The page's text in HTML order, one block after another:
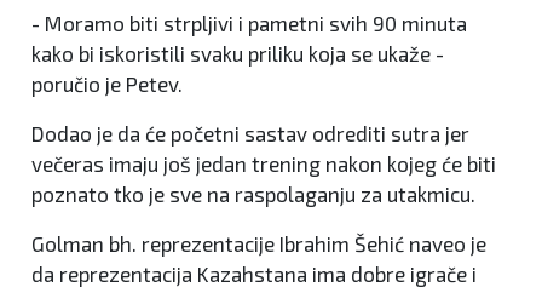
- Moramo biti strpljivi i pametni svih 90 minuta
kako bi iskoristili svaku priliku koja se ukaže -
poručio je Petev.
Dodao je da će početni sastav odrediti sutra jer
večeras imaju još jedan trening nakon kojeg će biti
poznato tko je sve na raspolaganju za utakmicu.
Golman bh. reprezentacije Ibrahim Šehić naveo je
da reprezentacija Kazahstana ima dobre igrače i